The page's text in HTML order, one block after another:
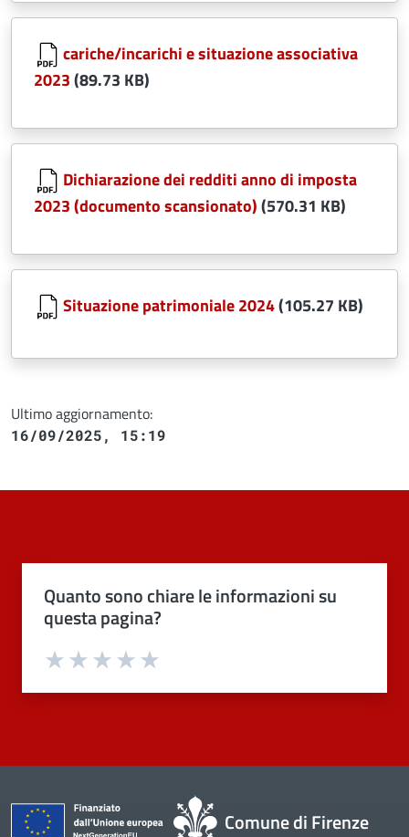
Document
cariche/incarichi e situazione associativa
2023(89.73 KB)
Document
Dichiarazione dei redditi anno di imposta
2023 (documento scansionato)(570.31 KB)
Document
Situazione patrimoniale 2024(105.27 KB)
Ultimo aggiornamento:
16/09/2025, 15:19
Quanto sono chiare le informazioni su
questa pagina?
Valuta 4 stelle su 5
Valuta 3 stelle su 5
Valuta 2 stelle su 5
Valuta 1 stelle su 5
Comune di Firenze